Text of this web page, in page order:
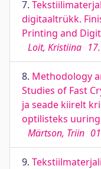
7.
digitaaltrükk.
Printing and
Loit, Kristiina
8. Methodology
Studies of Fast
ja seade kiirelt
optilisteks
Märtson, Triin
9.